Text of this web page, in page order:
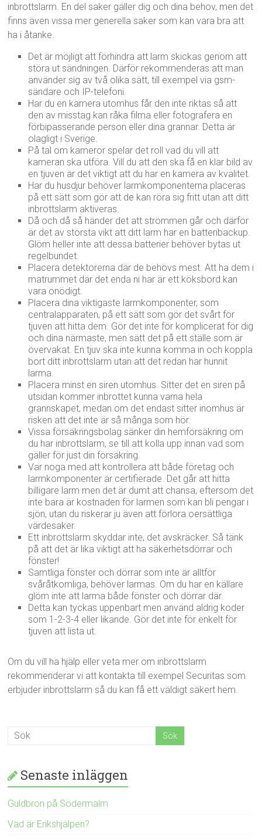
inbrottslarm. En del saker gäller dig och dina behov, men det
finns även vissa mer generella saker som kan vara bra att
ha i åtanke.
Det är möjligt att förhindra att larm skickas genom att
störa ut sändningen. Därför rekommenderas att man
använder sig av två olika sätt, till exempel via gsm-
sändare och IP-telefoni.
Har du en kamera utomhus får den inte riktas så att
den av misstag kan råka filma eller fotografera en
förbipasserande person eller dina grannar. Detta är
olagligt i Sverige.
På tal om kameror spelar det roll vad du vill att
kameran ska utföra. Vill du att den ska få en klar bild av
en tjuven är det viktigt att du har en kamera av kvalitet.
Har du husdjur behöver larmkomponenterna placeras
på ett sätt som gör att de kan röra sig fritt utan att ditt
inbrottslarm aktiveras.
Då och då så händer det att strömmen går och därför
är det av största vikt att ditt larm har en batteribackup.
Glöm heller inte att dessa batterier behöver bytas ut
regelbundet.
Placera detektorerna där de behövs mest. Att ha dem i
matrummet där det enda ni har är ett köksbord kan
vara onödigt.
Placera dina viktigaste larmkomponenter, som
centralapparaten, på ett sätt som gör det svårt för
tjuven att hitta dem. Gör det inte för komplicerat för dig
och dina närmaste, men sätt det på ett ställe som är
övervakat. En tjuv ska inte kunna komma in och koppla
bort ditt inbrottslarm utan att det redan har hunnit
larma.
Placera minst en siren utomhus. Sitter det en siren på
utsidan kommer inbrottet kunna varna hela
grannskapet, medan om det endast sitter inomhus är
risken att det inte är så många som hör.
Vissa försäkringsbolag sänker din hemförsäkring om
du har inbrottslarm, se till att kolla upp innan vad som
gäller för just din försäkring.
Var noga med att kontrollera att både företag och
larmkomponenter är certifierade. Det går att hitta
billigare larm men det är dumt att chansa, eftersom det
inte bara är kostnaden för larmen som kan bli pengar i
sjön, utan du riskerar ju även att förlora oersättliga
värdesaker.
Ett inbrottslarm skyddar inte, det avskräcker. Så tänk
på att det är lika viktigt att ha säkerhetsdörrar och
fönster!
Samtliga fönster och dörrar som inte är alltför
svåråtkomliga, behöver larmas. Om du har en källare
glöm inte att larma både fönster och dörrar där.
Detta kan tyckas uppenbart men använd aldrig koder
som 1-2-3-4 eller likande. Gör det inte för enkelt för
tjuven att lista ut.
Om du vill ha hjälp eller veta mer om inbrottslarm
rekommenderar vi att kontakta till exempel Securitas som
erbjuder inbrottslarm så du kan få ett väldigt säkert hem.
Senaste inläggen
Guldbron på Södermalm
Vad är Erikshjälpen?